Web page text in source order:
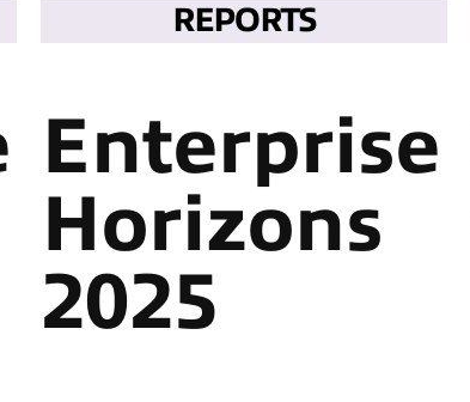
REPORTS
Enterprise
Horizons
2025